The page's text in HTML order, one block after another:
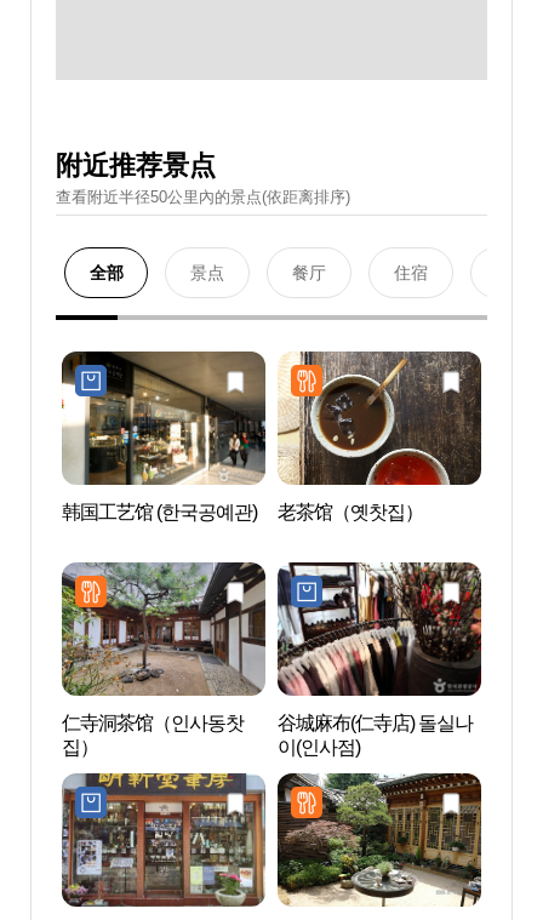
附近推荐景点
查看附近半径50公里內的景点(依距离排序)
全部 景点 餐厅 住宿
韩国工艺馆 (한국공예관) 老茶馆（옛찻집）
仁寺洞茶馆（인사동찻
집）
谷城麻布(仁寺店) 돌실나
이(인사점)